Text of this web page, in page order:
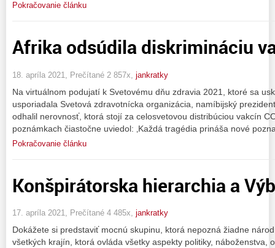
Pokračovanie článku
Afrika odsúdila diskrimináciu
18. apríla 2021, Prečítané 2 857x, jankratky
Na virtuálnom podujatí k Svetovému dňu zdravia 2021, ktoré sa
usporiadala Svetová zdravotnícka organizácia, namíbijský
odhalil nerovnosť, ktorá stojí za celosvetovou distribúciou vakcín
poznámkach čiastočne uviedol: ‚Každá tragédia prináša nové
Pokračovanie článku
Konšpirátorska hierarchia a
17. apríla 2021, Prečítané 4 485x, jankratky
Dokážete si predstaviť mocnú skupinu, ktorá nepozná žiadne
všetkých krajín, ktorá ovláda všetky aspekty politiky, náboženstva,